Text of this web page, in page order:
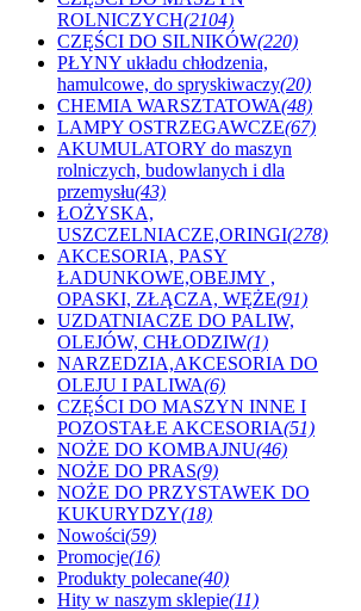
ROLNICZYCH(2104)
CZĘŚCI DO SILNIKÓW(220)
PŁYNY układu chłodzenia,
hamulcowe, do spryskiwaczy(20)
CHEMIA WARSZTATOWA(48)
LAMPY OSTRZEGAWCZE(67)
AKUMULATORY do maszyn
rolniczych, budowlanych i dla
przemysłu(43)
ŁOŻYSKA,
USZCZELNIACZE,ORINGI(278)
AKCESORIA, PASY
ŁADUNKOWE,OBEJMY ,
OPASKI, ZŁĄCZA, WĘŻE(91)
UZDATNIACZE DO PALIW,
OLEJÓW, CHŁODZIW(1)
NARZEDZIA,AKCESORIA DO
OLEJU I PALIWA(6)
CZĘŚCI DO MASZYN INNE I
POZOSTAŁE AKCESORIA(51)
NOŻE DO KOMBAJNU(46)
NOŻE DO PRAS(9)
NOŻE DO PRZYSTAWEK DO
KUKURYDZY(18)
Nowości(59)
Promocje(16)
Produkty polecane(40)
Hity w naszym sklepie(11)